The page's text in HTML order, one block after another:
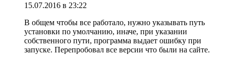
15.07.2016 в 23:22
В общем чтобы все работало, нужно указывать путь
установки по умолчанию, иначе, при указании
собственного пути, программа выдает ошибку при
запуске. Перепробовал все версии что были на сайте.